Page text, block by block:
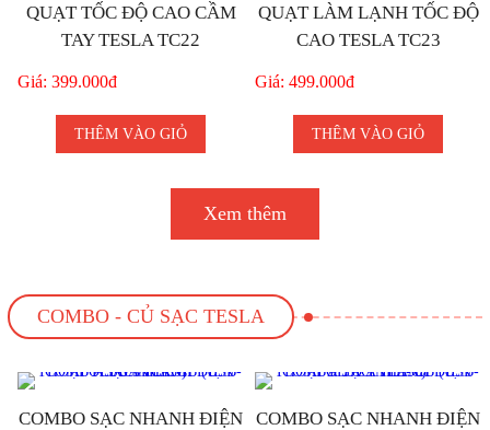
QUẠT TỐC ĐỘ CAO CẦM
TAY TESLA TC22
Giá: 399.000đ
THÊM VÀO GIỎ
QUẠT LÀM LẠNH TỐC ĐỘ
CAO TESLA TC23
Giá: 499.000đ
THÊM VÀO GIỎ
Xem thêm
COMBO - CỦ SẠC TESLA
COMBO SẠC NHANH ĐIỆN
COMBO SẠC NHANH ĐIỆN